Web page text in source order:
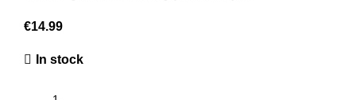
€14.99
In stock